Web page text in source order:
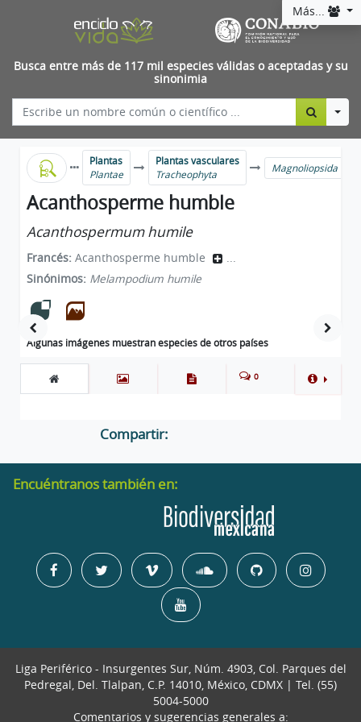
Más...
Busca entre más de 117 mil especies válidas o aceptadas y su
sinonimia
Plantas
Plantae
Plantas vasculares
Tracheophyta
Magnoliopsida
Acanthosperme humble
Acanthospermum humile
Francés: Acanthosperme humble
...
Sinónimos: Melampodium humile
Algunas imágenes muestran especies de otros países
0
Compartir:
Encuéntranos también en:
Liga Periférico - Insurgentes Sur, Núm. 4903, Col. Parques del
Pedregal, Del. Tlalpan, C.P. 14010, México, CDMX | Tel. (55)
5004-5000
Comentarios y sugerencias generales a: